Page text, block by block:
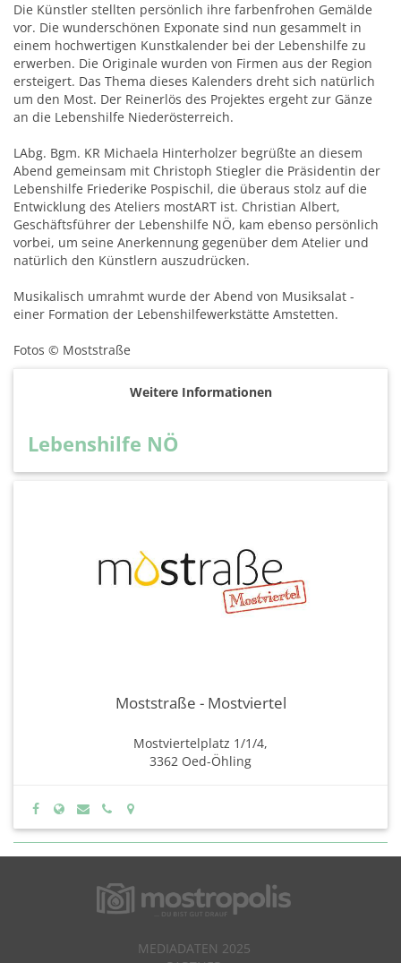
Die Künstler stellten persönlich ihre farbenfrohen Gemälde
vor. Die wunderschönen Exponate sind nun gesammelt in
einem hochwertigen Kunstkalender bei der Lebenshilfe zu
erwerben. Die Originale wurden von Firmen aus der Region
ersteigert. Das Thema dieses Kalenders dreht sich natürlich
um den Most. Der Reinerlös des Projektes ergeht zur Gänze
an die Lebenshilfe Niederösterreich.
LAbg. Bgm. KR Michaela Hinterholzer begrüßte an diesem
Abend gemeinsam mit Christoph Stiegler die Präsidentin der
Lebenshilfe Friederike Pospischil, die überaus stolz auf die
Entwicklung des Ateliers mostART ist. Christian Albert,
Geschäftsführer der Lebenshilfe NÖ, kam ebenso persönlich
vorbei, um seine Anerkennung gegenüber dem Atelier und
natürlich den Künstlern auszudrücken.
Musikalisch umrahmt wurde der Abend von Musiksalat -
einer Formation der Lebenshilfewerkstätte Amstetten.
Fotos © Moststraße
Weitere Informationen
Lebenshilfe NÖ
Moststraße - Mostviertel
Mostviertelplatz 1/1/4,
3362 Oed-Öhling
MEDIADATEN 2025